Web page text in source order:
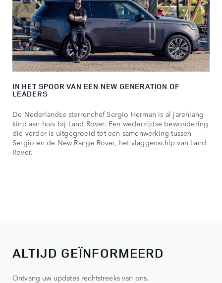
IN HET SPOOR VAN EEN NEW GENERATION OF
LEADERS
De Nederlandse sterrenchef Sergio Herman is al jarenlang
kind aan huis bij Land Rover. Een wederzijdse bewondering
die verder is uitgegroeid tot een samenwerking tussen
Sergio en de New Range Rover, het vlaggenschip van Land
Rover.
ALTIJD GEÏNFORMEERD
Ontvang uw updates rechtstreeks van ons.